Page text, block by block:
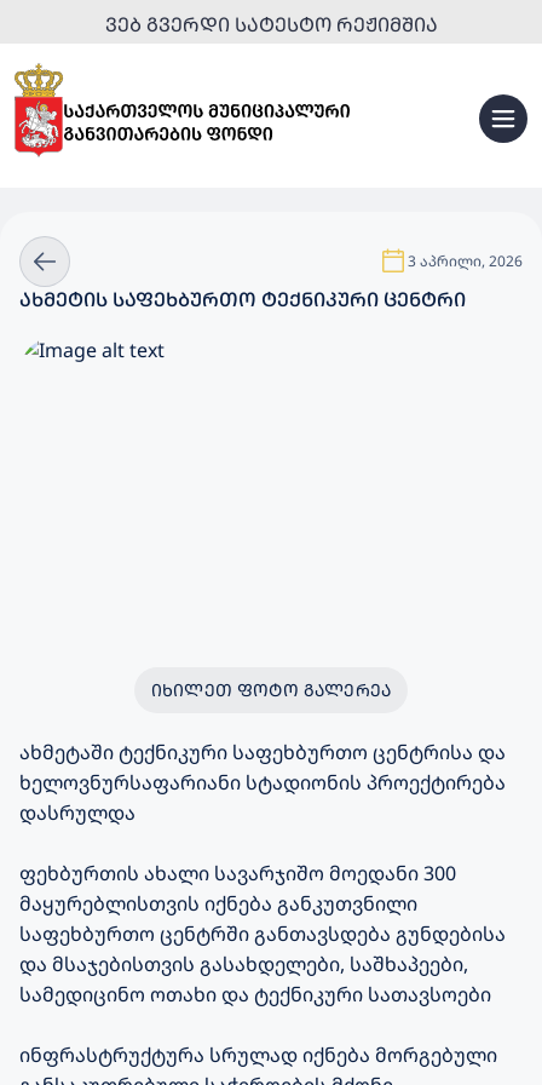
ᲕᲔᲑ ᲒᲕᲔᲠᲓᲘ ᲡᲐᲢᲔᲡᲢᲝ ᲠᲔᲟᲘᲛᲨᲘᲐ
3 აპრილი, 2026
ᲐᲮᲛᲔᲢᲘᲡ ᲡᲐᲤᲔᲮᲑᲣᲠᲗᲝ ᲢᲔᲥᲜᲘᲙᲣᲠᲘ ᲪᲔᲜᲢᲠᲘ
ᲘᲮᲘᲚᲔᲗ ᲤᲝᲢᲝ ᲒᲐᲚᲔᲠᲔᲐ
ახმეტაში ტექნიკური საფეხბურთო ცენტრისა და
ხელოვნურსაფარიანი სტადიონის პროექტირება
დასრულდა
ფეხბურთის ახალი სავარჯიშო მოედანი 300
მაყურებლისთვის იქნება განკუთვნილი
საფეხბურთო ცენტრში განთავსდება გუნდებისა
და მსაჯებისთვის გასახდელები, საშხაპეები,
სამედიცინო ოთახი და ტექნიკური სათავსოები
ინფრასტრუქტურა სრულად იქნება მორგებული